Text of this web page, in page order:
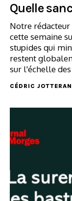
Quelle
Notre rédacteur
cette semaine
stupides qui
restent
sur l'échelle
CÉDRIC